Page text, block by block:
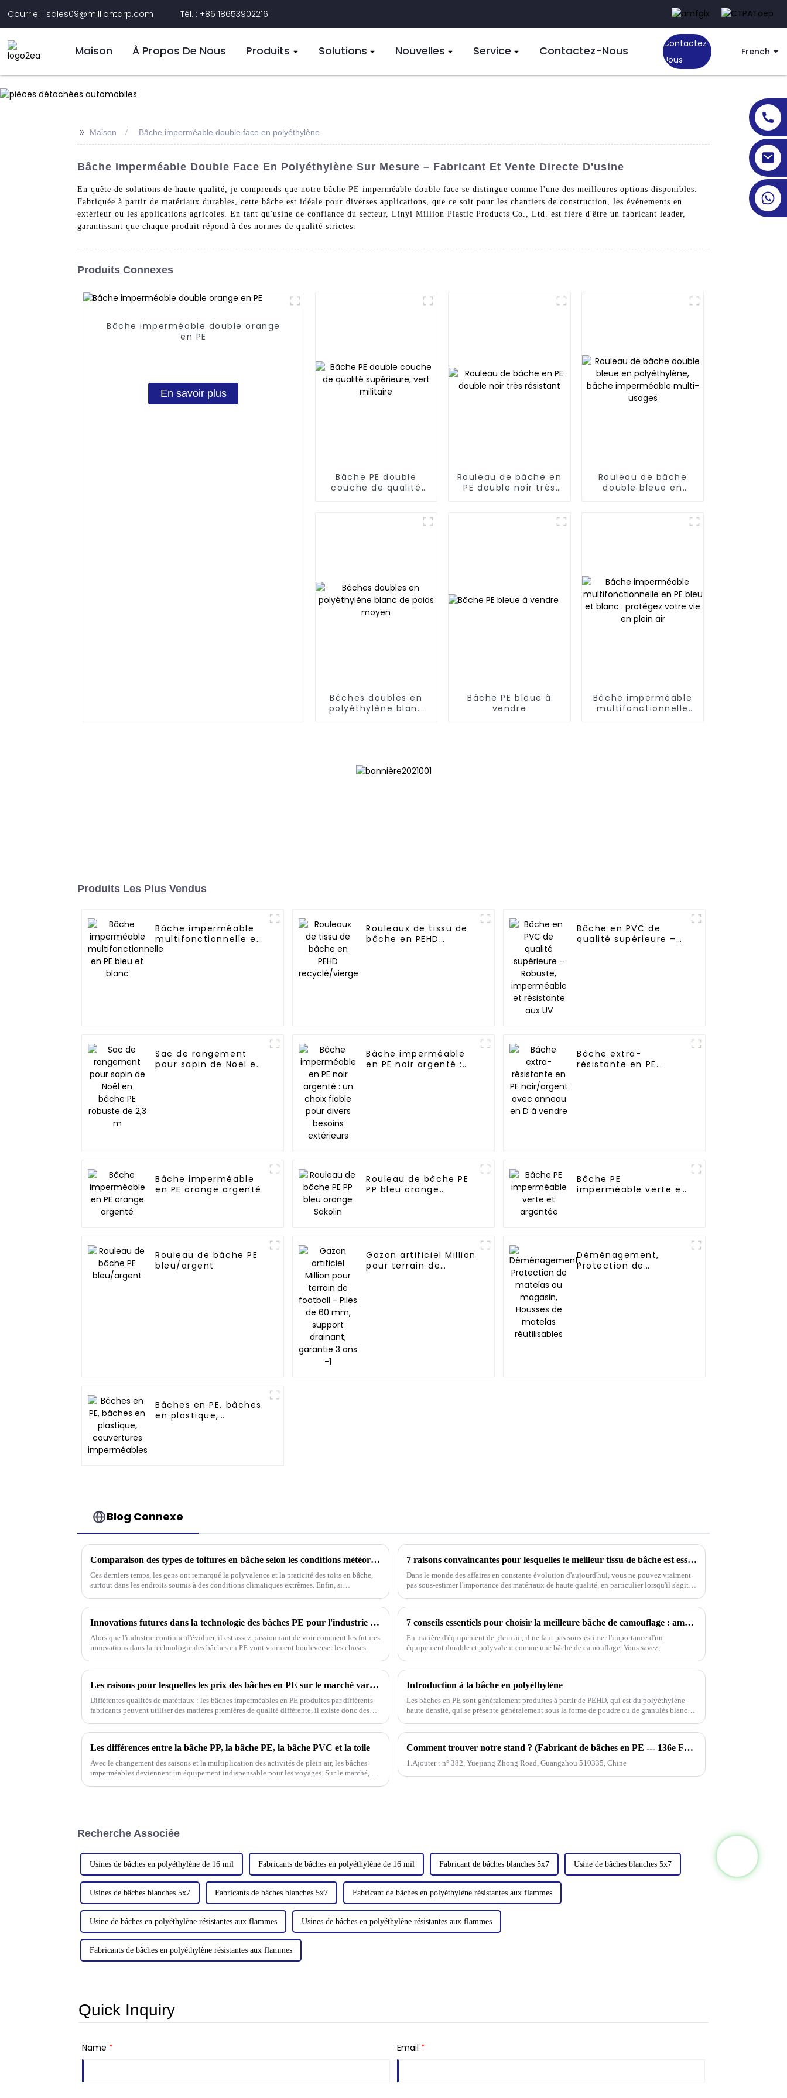
Courriel : sales09@milliontarp.com Tél. : +86 18653902216
Maison À Propos De Nous Produits Solutions Nouvelles Service Contactez-Nous
Contactez-
Nous
French
>> Maison Bâche imperméable double face en polyéthylène
Bâche Imperméable Double Face En Polyéthylène Sur Mesure – Fabricant Et Vente Directe D'usine
En quête de solutions de haute qualité, je comprends que notre bâche PE imperméable double face se distingue comme l'une des meilleures options disponibles.
Fabriquée à partir de matériaux durables, cette bâche est idéale pour diverses applications, que ce soit pour les chantiers de construction, les événements en
extérieur ou les applications agricoles. En tant qu'usine de confiance du secteur, Linyi Million Plastic Products Co., Ltd. est fière d'être un fabricant leader,
garantissant que chaque produit répond à des normes de qualité strictes.
Produits Connexes
Bâche imperméable double orange
en PE
En savoir plus
Bâche PE double
couche de qualité
Rouleau de bâche en
PE double noir très
Rouleau de bâche
double bleue en
Bâches doubles en
polyéthylène blanc
Bâche PE bleue à
vendre
Bâche imperméable
multifonctionnelle
Produits Les Plus Vendus
Bâche imperméable
multifonctionnelle en
PE bleu et blanc
Rouleaux de tissu de
bâche en PEHD
Bâche en PVC de
qualité supérieure –
Sac de rangement
pour sapin de Noël en
Bâche imperméable
en PE noir argenté :
Bâche extra-
résistante en PE
Bâche imperméable
en PE orange argenté
Rouleau de bâche PE
PP bleu orange
Bâche PE
imperméable verte et
Rouleau de bâche PE
bleu/argent
Gazon artificiel Million
pour terrain de
Déménagement,
Protection de
Bâches en PE, bâches
en plastique,
Blog Connexe
Comparaison des types de toitures en bâche selon les conditions météorologiques
Ces derniers temps, les gens ont remarqué la polyvalence et la praticité des toits en bâche,
surtout dans les endroits soumis à des conditions climatiques extrêmes. Enfin, si…
7 raisons convaincantes pour lesquelles le meilleur tissu de bâche est essentiel pour votre entreprise
Dans le monde des affaires en constante évolution d'aujourd'hui, vous ne pouvez vraiment
pas sous-estimer l'importance des matériaux de haute qualité, en particulier lorsqu'il s'agit
Innovations futures dans la technologie des bâches PE pour l'industrie 2025
Alors que l'industrie continue d'évoluer, il est assez passionnant de voir comment les futures
innovations dans la technologie des bâches en PE vont vraiment bouleverser les choses.
7 conseils essentiels pour choisir la meilleure bâche de camouflage : améliorez votre équipement de plein air !
En matière d'équipement de plein air, il ne faut pas sous-estimer l'importance d'un
équipement durable et polyvalent comme une bâche de camouflage. Vous savez,
Les raisons pour lesquelles les prix des bâches en PE sur le marché varient considérablement
Différentes qualités de matériaux : les bâches imperméables en PE produites par différents
fabricants peuvent utiliser des matières premières de qualité différente, il existe donc des
Introduction à la bâche en polyéthylène
Les bâches en PE sont généralement produites à partir de PEHD, qui est du polyéthylène
haute densité, qui se présente généralement sous la forme de poudre ou de granulés blancs
Les différences entre la bâche PP, la bâche PE, la bâche PVC et la toile
Avec le changement des saisons et la multiplication des activités de plein air, les bâches
imperméables deviennent un équipement indispensable pour les voyages. Sur le marché, on
Comment trouver notre stand ? (Fabricant de bâches en PE --- 136e Foire de Canton)
1.Ajouter : n° 382, ​​​​Yuejiang Zhong Road, Guangzhou 510335, Chine
Recherche Associée
Usines de bâches en polyéthylène de 16 mil Fabricants de bâches en polyéthylène de 16 mil Fabricant de bâches blanches 5x7 Usine de bâches blanches 5x7
Usines de bâches blanches 5x7 Fabricants de bâches blanches 5x7 Fabricant de bâches en polyéthylène résistantes aux flammes
Usine de bâches en polyéthylène résistantes aux flammes Usines de bâches en polyéthylène résistantes aux flammes
Fabricants de bâches en polyéthylène résistantes aux flammes
Quick Inquiry
Name * Email *